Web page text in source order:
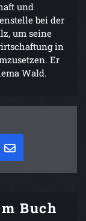
und
bei der
um seine
in
Er
Wald.
Buch